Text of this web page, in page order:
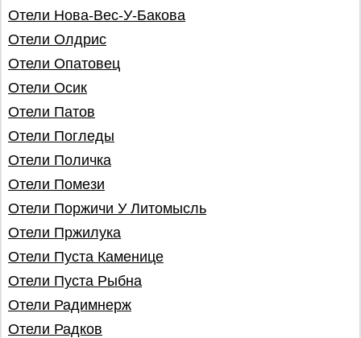
Отели Нова-Вес-У-Бакова
Отели Олдрис
Отели Опатовец
Отели Осик
Отели Патов
Отели Погледы
Отели Поличка
Отели Помези
Отели Поржичи У Литомысль
Отели Пржилукa
Отели Пуста Каменице
Отели Пуста Рыбна
Отели Радимнерж
Отели Радков